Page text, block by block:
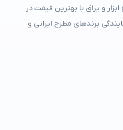
و یراق با بهترین قیمت در
برندهای مطرح ایرانی و